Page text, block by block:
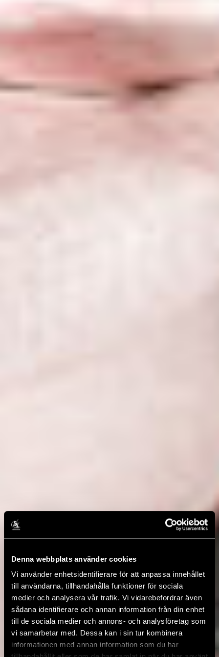
Denna webbplats använder cookies
Vi använder enhetsidentifierare för att anpassa innehållet
till användarna, tillhandahålla funktioner för sociala
medier och analysera vår trafik. Vi vidarebefordrar även
sådana identifierare och annan information från din enhet
till de sociala medier och annons- och analysföretag som
vi samarbetar med. Dessa kan i sin tur kombinera
informationen med annan information som du har